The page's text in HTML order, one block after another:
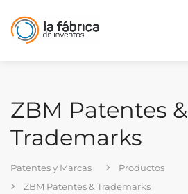
ZBM Patentes &
Trademarks
Patentes y Marcas
Productos
ZBM Patentes & Trademarks